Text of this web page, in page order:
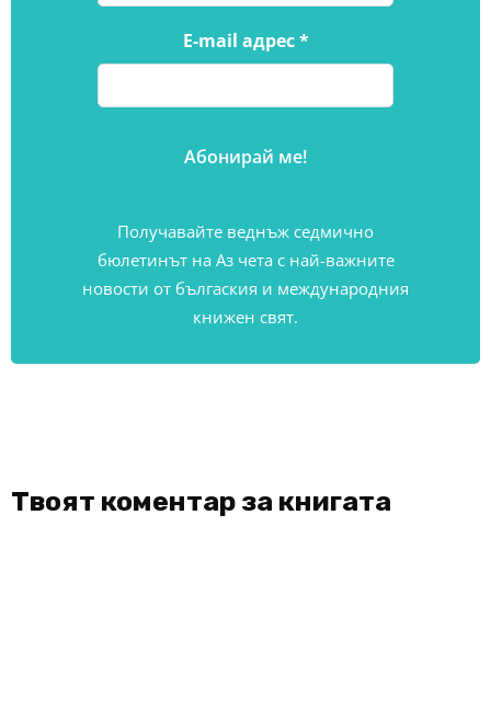
E-mail адрес*
Получавайте веднъж седмично
бюлетинът на Аз чета с най-важните
новости от бългаския и международния
книжен свят.
Твоят коментар за книгата